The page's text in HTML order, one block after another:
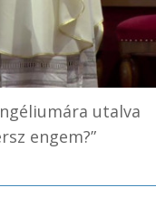
utalva
engem?”